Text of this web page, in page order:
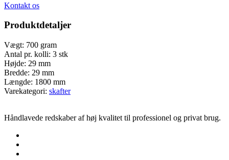
Kontakt os
Produktdetaljer
Vægt: 700 gram
Antal pr. kolli: 3 stk
Højde: 29 mm
Bredde: 29 mm
Længde: 1800 mm
Varekategori: skafter
Håndlavede redskaber af høj kvalitet til professionel og privat brug.